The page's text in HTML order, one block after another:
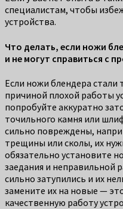
специалистам, чтобы
устройства.
Что делать, если ножи
и не могут справиться с
Если ножи блендера
причиной плохой работы
попробуйте аккуратно
точильного камня или
сильно повреждены,
трещины или сколы, их
обязательно установите
заедания и неправильной
сильно затупились и их
замените их на новые —
качественную работу